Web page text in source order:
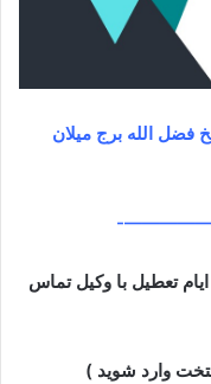
فضل الله برج میلان
تعطیل با وکیل تماس
وارد شوید )